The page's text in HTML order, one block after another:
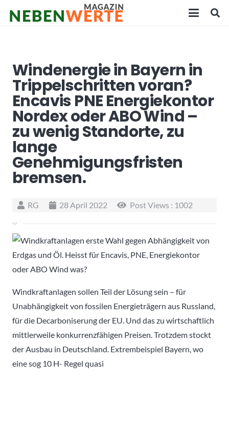
Windenergie in Bayern in
Trippelschritten voran?
Encavis PNE Energiekontor
Nordex oder ABO Wind –
zu wenig Standorte, zu
lange
Genehmigungsfristen
bremsen.
RG 28 April 2022 Post Views : 1002
Windkraftanlagen sollen Teil der Lösung sein – für
Unabhängigkeit von fossilen Energieträgern aus Russland,
für die Decarboniserung der EU. Und das zu wirtschaftlich
mittlerweile konkurrenzfähigen Preisen. Trotzdem stockt
der Ausbau in Deutschland. Extrembeispiel Bayern, wo
eine sog 10 H- Regel quasi